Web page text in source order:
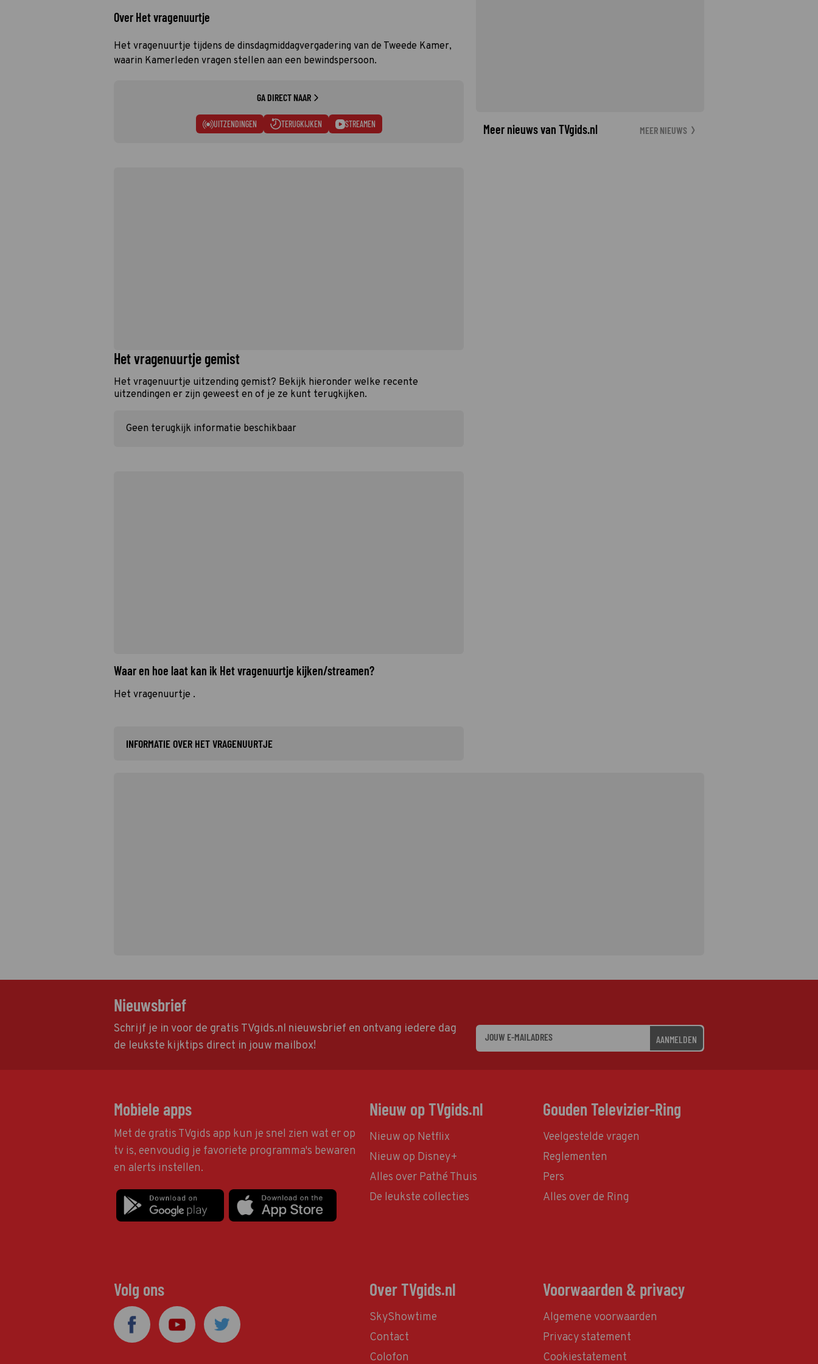
Over Het vragenuurtje
Het vragenuurtje tijdens de dinsdagmiddagvergadering van de Tweede Kamer,
waarin Kamerleden vragen stellen aan een bewindspersoon.
GA DIRECT NAAR
UITZENDINGEN TERUGKIJKEN STREAMEN
Het vragenuurtje gemist
Het vragenuurtje uitzending gemist? Bekijk hieronder welke recente
uitzendingen er zijn geweest en of je ze kunt terugkijken.
Geen terugkijk informatie beschikbaar
Waar en hoe laat kan ik Het vragenuurtje kijken/streamen?
Het vragenuurtje .
INFORMATIE OVER HET VRAGENUURTJE
Meer nieuws van TVgids.nl MEER NIEUWS
Nieuwsbrief
Schrijf je in voor de gratis TVgids.nl nieuwsbrief en ontvang iedere dag
de leukste kijktips direct in jouw mailbox!
AANMELDEN
Mobiele apps
Met de gratis TVgids app kun je snel zien wat er op
tv is, eenvoudig je favoriete programma's bewaren
en alerts instellen.
Nieuw op TVgids.nl
Nieuw op Netflix
Nieuw op Disney+
Alles over Pathé Thuis
De leukste collecties
Gouden Televizier-Ring
Veelgestelde vragen
Reglementen
Pers
Alles over de Ring
Volg ons Over TVgids.nl
SkyShowtime
Contact
Colofon
Voorwaarden & privacy
Algemene voorwaarden
Privacy statement
Cookiestatement